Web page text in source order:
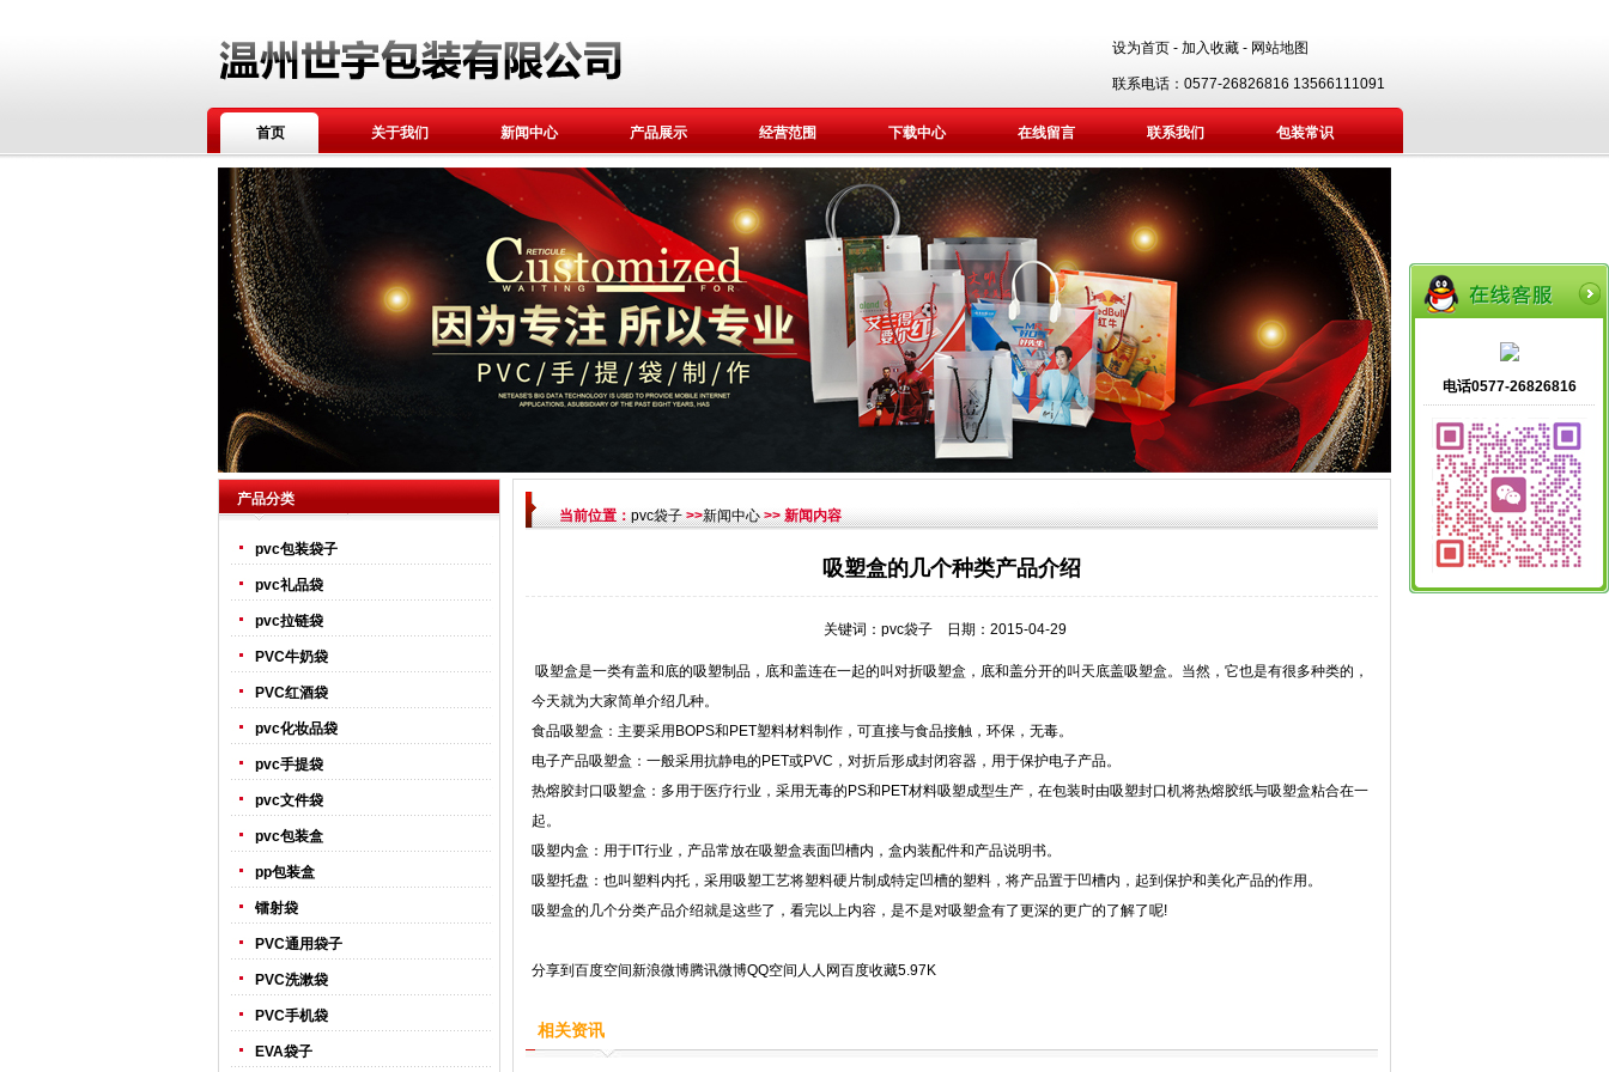
设为首页 - 加入收藏 - 网站地图
联系电话：0577-26826816 13566111091
首页 关于我们 新闻中心 产品展示 经营范围 下载中心 在线留言 联系我们 包装常识
产品分类
pvc包装袋子
pvc礼品袋
pvc拉链袋
PVC牛奶袋
PVC红酒袋
pvc化妆品袋
pvc手提袋
pvc文件袋
pvc包装盒
pp包装盒
镭射袋
PVC通用袋子
PVC洗漱袋
PVC手机袋
EVA袋子
当前位置：pvc袋子>>新闻中心>> 新闻内容
吸塑盒的几个种类产品介绍
关键词： pvc袋子日期：2015-04-29
吸塑盒是一类有盖和底的吸塑制品，底和盖连在一起的叫对折吸塑盒，底和盖分开的叫天底盖吸塑盒。当然，它也是有很多种类的，
今天就为大家简单介绍几种。
食品吸塑盒：主要采用BOPS和PET塑料材料制作，可直接与食品接触，环保，无毒。
电子产品吸塑盒：一般采用抗静电的PET或PVC，对折后形成封闭容器，用于保护电子产品。
热熔胶封口吸塑盒：多用于医疗行业，采用无毒的PS和PET材料吸塑成型生产，在包装时由吸塑封口机将热熔胶纸与吸塑盒粘合在一
起。
吸塑内盒：用于IT行业，产品常放在吸塑盒表面凹槽内，盒内装配件和产品说明书。
吸塑托盘：也叫塑料内托，采用吸塑工艺将塑料硬片制成特定凹槽的塑料，将产品置于凹槽内，起到保护和美化产品的作用。
吸塑盒的几个分类产品介绍就是这些了，看完以上内容，是不是对吸塑盒有了更深的更广的了解了呢!
分享到 百度空间新浪微博腾讯微博QQ空间 人人网百度收藏5.97K
相关资讯
电话0577-26826816